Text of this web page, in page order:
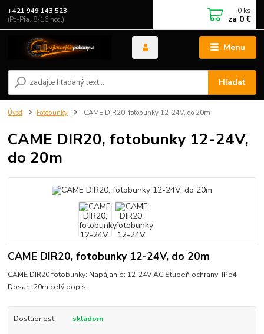
Menu
Hľadať
+421 949 143 523
(Po-Pia, 8-16 hod.)
0 ks
za 0 €
Úvod Fotobunky CAME DIR20, fotobunky 12-24V, do 20m
CAME DIR20, fotobunky 12-24V,
do 20m
CAME DIR20, fotobunky 12-24V, do 20m
CAME DIR20 fotobunky: Napájanie: 12-24V AC Stupeň ochrany: IP54
Dosah: 20m celý popis
Dostupnosť skladom